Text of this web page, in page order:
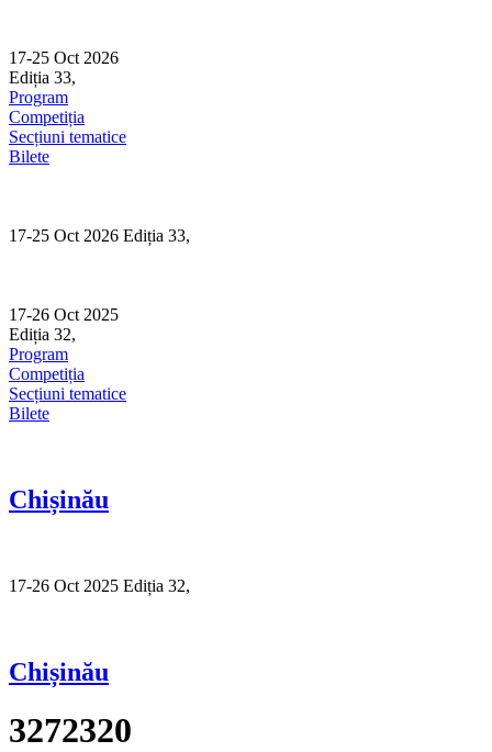
content
17-25 Oct 2026
Ediția 33,
Program
Competiția
Secțiuni tematice
Bilete
17-25 Oct 2026 Ediția 33,
17-26 Oct 2025
Ediția 32,
Program
Competiția
Secțiuni tematice
Bilete
Chișinău
17-26 Oct 2025 Ediția 32,
Chișinău
3272320